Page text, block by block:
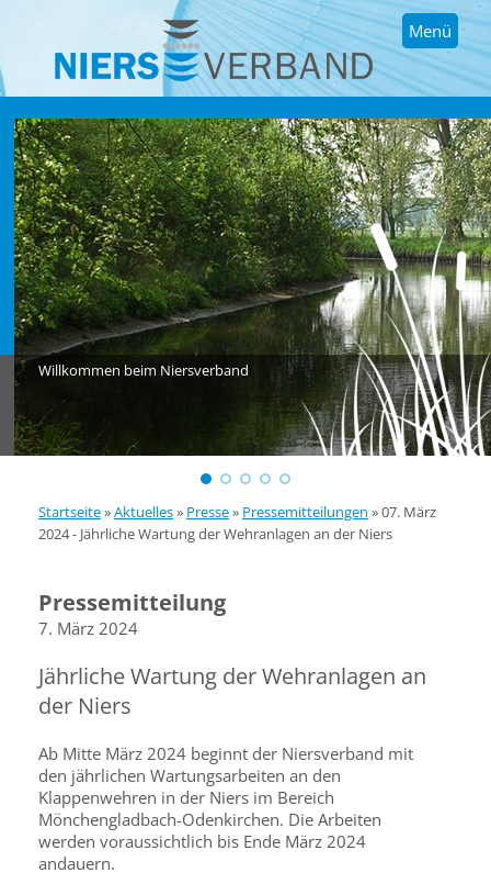
Menü
Willkommen beim Niersverband
Startseite»Aktuelles» Presse» Pressemitteilungen »07. März
2024 - Jährliche Wartung der Wehranlagen an der Niers
Pressemitteilung
7. März 2024
Jährliche Wartung der Wehranlagen an
der Niers
Ab Mitte März 2024 beginnt der Niersverband mit
den jährlichen Wartungsarbeiten an den
Klappenwehren in der Niers im Bereich
Mönchengladbach-Odenkirchen. Die Arbeiten
werden voraussichtlich bis Ende März 2024
andauern.